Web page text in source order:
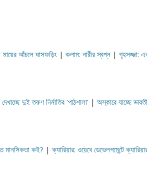
মায়ের আঁচলে ঘাসফড়িং | কলাম: নারীর স্বপ্ন| গৃহসজ্জা:
দুই তরুণ নির্মাতির ‘পাঠশালা’| অস্কারে যাচ্ছে
মানসিকতা কই? |ক্যারিয়ার: ওয়েবে ডেভেলপমেন্টে